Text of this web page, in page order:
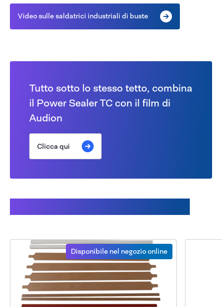
Video sulle saldatrici industriali di buste
Tutto sotto lo stesso tetto, combina
il Power Sealer TC con il film di
Audion
Clicca qui
Disponibile nel negozio online